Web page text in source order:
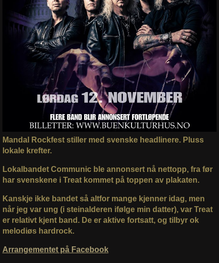
Mandal Rockfest stiller med svenske headlinere. Pluss
lokale krefter.
Lokalbandet Communic ble annonsert nå nettopp, fra før
har svenskene i Treat kommet på toppen av plakaten.
Kanskje ikke bandet så altfor mange kjenner idag, men
når jeg var ung (i steinalderen ifølge min datter), var Treat
er relativt kjent band. De er aktive fortsatt, og tilbyr ok
melodiøs hardrock.
Arrangementet på Facebook